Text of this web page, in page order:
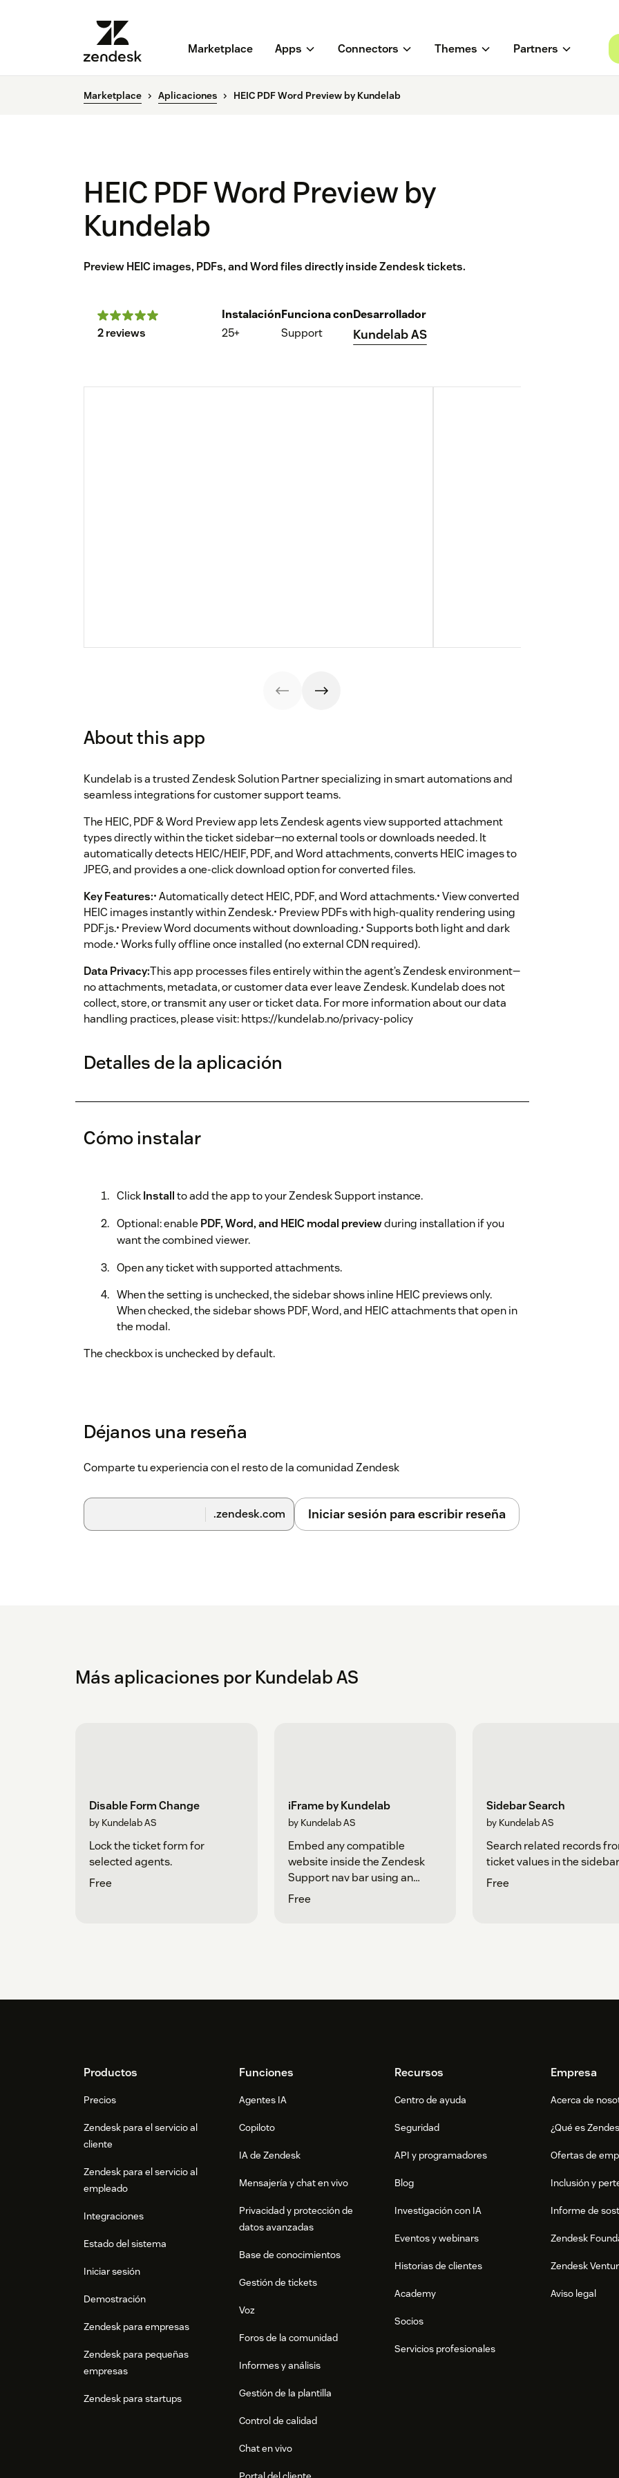
Marketplace Apps Connectors Themes Partners
Marketplace Aplicaciones HEIC PDF Word Preview by Kundelab
HEIC PDF Word Preview by
Kundelab
Preview HEIC images, PDFs, and Word files directly inside Zendesk tickets.
2 reviews
Instalación
25+
Funciona con
Support
Desarrollador
Kundelab AS
About this app
Kundelab is a trusted Zendesk Solution Partner specializing in smart automations and
seamless integrations for customer support teams.
The HEIC, PDF & Word Preview app lets Zendesk agents view supported attachment
types directly within the ticket sidebar—no external tools or downloads needed. It
automatically detects HEIC/HEIF, PDF, and Word attachments, converts HEIC images to
JPEG, and provides a one-click download option for converted files.
Key Features:• Automatically detect HEIC, PDF, and Word attachments.• View converted
HEIC images instantly within Zendesk.• Preview PDFs with high-quality rendering using
PDF.js.• Preview Word documents without downloading.• Supports both light and dark
mode.• Works fully offline once installed (no external CDN required).
Data Privacy:This app processes files entirely within the agent’s Zendesk environment—
no attachments, metadata, or customer data ever leave Zendesk. Kundelab does not
collect, store, or transmit any user or ticket data. For more information about our data
handling practices, please visit: https://kundelab.no/privacy-policy
Detalles de la aplicación
Cómo instalar
ClickInstallto add the app to your Zendesk Support instance.
Optional: enable PDF, Word, and HEIC modal previewduring installation if you
want the combined viewer.
Open any ticket with supported attachments.
When the setting is unchecked, the sidebar shows inline HEIC previews only.
When checked, the sidebar shows PDF, Word, and HEIC attachments that open in
the modal.
The checkbox is unchecked by default.
Déjanos una reseña
Comparte tu experiencia con el resto de la comunidad Zendesk
.zendesk.com Iniciar sesión para escribir reseña
Más aplicaciones por Kundelab AS
Disable Form Change
by Kundelab AS
Lock the ticket form for
selected agents.
Free
iFrame by Kundelab
by Kundelab AS
Embed any compatible
website inside the Zendesk
Support nav bar using an
iframe.
Free
Sidebar Search
by Kundelab AS
Search related records
ticket values in the
Free
FooterProductos
Precios
Zendesk para el servicio al
cliente
Zendesk para el servicio al
empleado
Integraciones
Estado del sistema
Iniciar sesión
Demostración
Zendesk para empresas
Zendesk para pequeñas
empresas
Zendesk para startups
Funciones
Agentes IA
Copiloto
IA de Zendesk
Mensajería y chat en vivo
Privacidad y protección de
datos avanzadas
Base de conocimientos
Gestión de tickets
Voz
Foros de la comunidad
Informes y análisis
Gestión de la plantilla
Control de calidad
Chat en vivo
Recursos
Centro de ayuda
Seguridad
API y programadores
Blog
Investigación con IA
Eventos y webinars
Historias de clientes
Academy
Socios
Servicios profesionales
Empresa
Acerca de
¿Qué es
Ofertas de
Inclusión y
Informe de
Zendesk
Zendesk
Aviso legal